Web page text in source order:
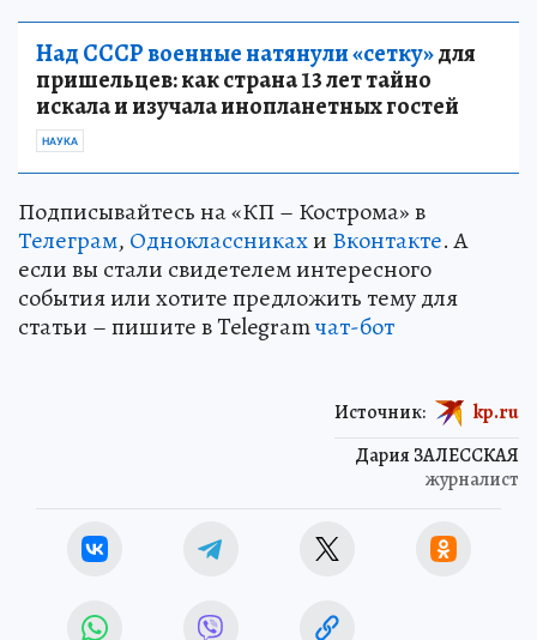
Над СССР военные натянули «сетку»для
пришельцев: как страна 13 лет тайно
искала и изучала инопланетных гостей
НАУКА
Подписывайтесь на «КП – Кострома» в
Телеграм, Одноклассникахи Вконтакте. А
если вы стали свидетелем интересного
события или хотите предложить тему для
статьи – пишите в Telegramчат-бот
Дария ЗАЛЕССКАЯ
журналист
Источник: kp.ru